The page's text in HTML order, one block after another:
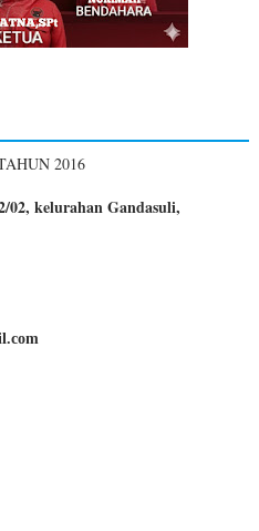
2016
kelurahan Gandasuli,